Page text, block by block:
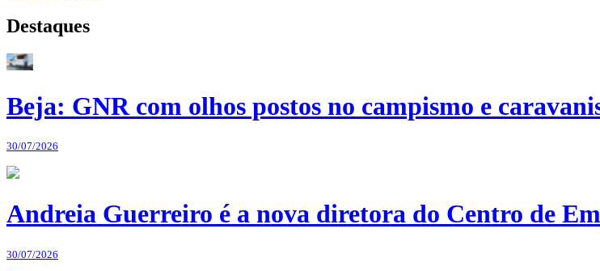
Destaques
Beja: GNR com olhos postos no campismo e
30/07/2026
Andreia Guerreiro é a nova diretora do Centro de
30/07/2026